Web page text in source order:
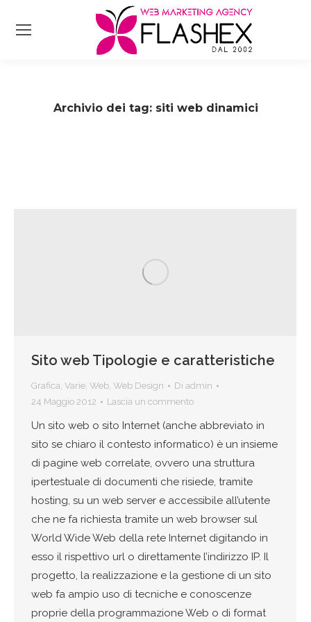
Archivio dei tag: siti web dinamici
Sito web Tipologie e caratteristiche
Grafica, Varie, Web, Web Design Di admin
24 Maggio 2012
Lascia un commento
Un sito web o sito Internet (anche abbreviato in
sito se chiaro il contesto informatico) è un insieme
di pagine web correlate, ovvero una struttura
ipertestuale di documenti che risiede, tramite
hosting, su un web server e accessibile all’utente
che ne fa richiesta tramite un web browser sul
World Wide Web della rete Internet digitando in
esso il rispettivo url o direttamente l’indirizzo IP. Il
progetto, la realizzazione e la gestione di un sito
web fa ampio uso di tecniche e conoscenze
proprie della programmazione Web o di format